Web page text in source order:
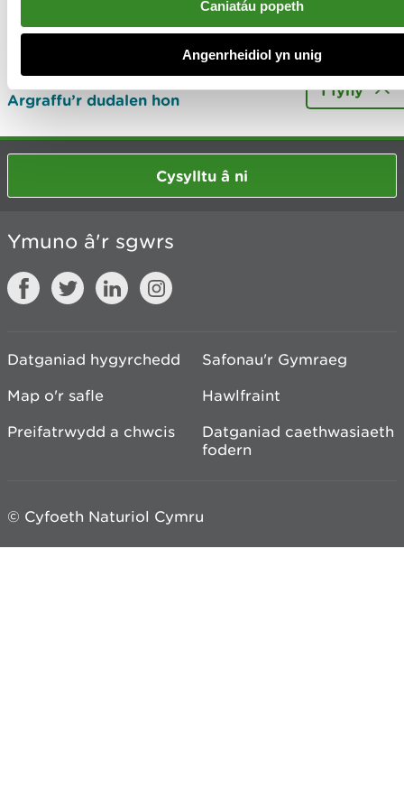
Caniatáu popeth
Angenrheidiol yn unig
Oes rhywbeth o’i le gyda’r dudalen
hon?
Rhowch eich adborth
Argraffu’r dudalen hon
I fyny
Cysylltu â ni
Ymuno â'r sgwrs
Datganiad hygyrchedd
Safonau'r Gymraeg
Map o'r safle
Hawlfraint
Preifatrwydd a chwcis
Datganiad caethwasiaeth
fodern
© Cyfoeth Naturiol Cymru